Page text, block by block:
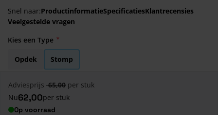
Snel naar:ProductinformatieSpecificatiesKlantrecensies
Veelgestelde vragen
Kies een Type
Opdek Stomp
Adviesprijs 65,00 per stuk
Nu62,00per stuk
Op voorraad